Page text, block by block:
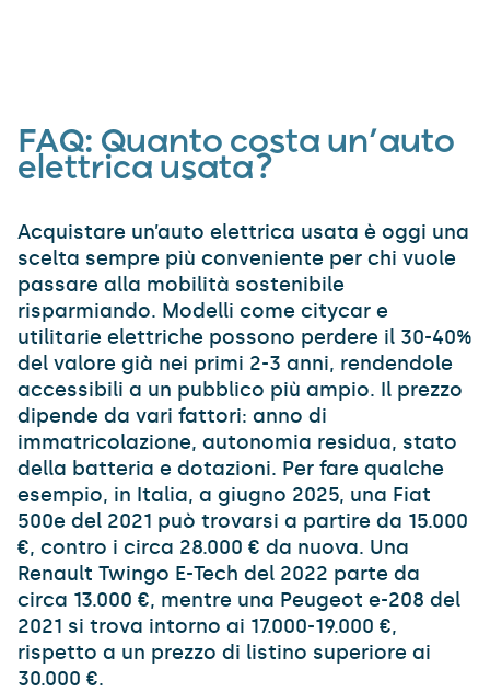
FAQ: Quanto costa un’auto
elettrica usata?
Acquistare un’auto elettrica usata è oggi una
scelta sempre più conveniente per chi vuole
passare alla mobilità sostenibile
risparmiando. Modelli come citycar e
utilitarie elettriche possono perdere il 30-40%
del valore già nei primi 2-3 anni, rendendole
accessibili a un pubblico più ampio. Il prezzo
dipende da vari fattori: anno di
immatricolazione, autonomia residua, stato
della batteria e dotazioni. Per fare qualche
esempio, in Italia, a giugno 2025, una Fiat
500e del 2021 può trovarsi a partire da 15.000
€, contro i circa 28.000 € da nuova. Una
Renault Twingo E-Tech del 2022 parte da
circa 13.000 €, mentre una Peugeot e-208 del
2021 si trova intorno ai 17.000-19.000 €,
rispetto a un prezzo di listino superiore ai
30.000 €.